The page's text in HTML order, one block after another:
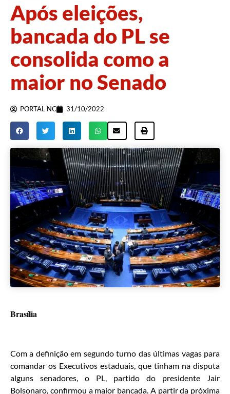
Após eleições,
bancada do PL se
consolida como a
maior no Senado
PORTAL NC 31/10/2022
Brasília
Com a definição em segundo turno das últimas vagas para
comandar os Executivos estaduais, que tinham na disputa
alguns senadores, o PL, partido do presidente Jair
Bolsonaro, confirmou a maior bancada. A partir da próxima